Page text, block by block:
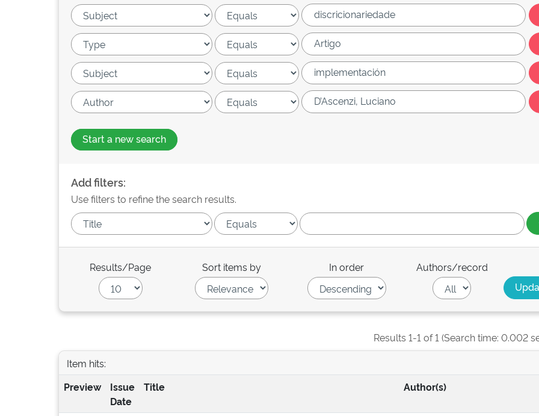
Start a new search
Add filters:
Use filters to refine the search results.
Results/Page Sort items by In order Authors/record
Results 1-1 of 1 (Search time: 0.002
Item hits:
Preview
Issue
Date
Title Author(s)